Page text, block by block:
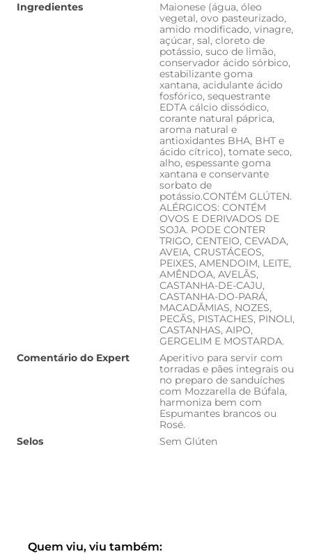
Ingredientes
Maionese (água, óleo
vegetal, ovo pasteurizado,
amido modificado, vinagre,
açúcar, sal, cloreto de
potássio, suco de limão,
conservador ácido sórbico,
estabilizante goma
xantana, acidulante ácido
fosfórico, sequestrante
EDTA cálcio dissódico,
corante natural páprica,
aroma natural e
antioxidantes BHA, BHT e
ácido cítrico), tomate seco,
alho, espessante goma
xantana e conservante
sorbato de
potássio.CONTÉM GLÚTEN.
ALÉRGICOS: CONTÉM
OVOS E DERIVADOS DE
SOJA. PODE CONTER
TRIGO, CENTEIO, CEVADA,
AVEIA, CRUSTÁCEOS,
PEIXES, AMENDOIM, LEITE,
AMÊNDOA, AVELÃS,
CASTANHA-DE-CAJU,
CASTANHA-DO-PARÁ,
MACADÂMIAS, NOZES,
PECÃS, PISTACHES, PINOLI,
CASTANHAS, AIPO,
GERGELIM E MOSTARDA.
Comentário do Expert
Aperitivo para servir com
torradas e pães integrais ou
no preparo de sanduíches
com Mozzarella de Búfala,
harmoniza bem com
Espumantes brancos ou
Rosé.
Selos
Sem Glúten
Quem viu, viu também: